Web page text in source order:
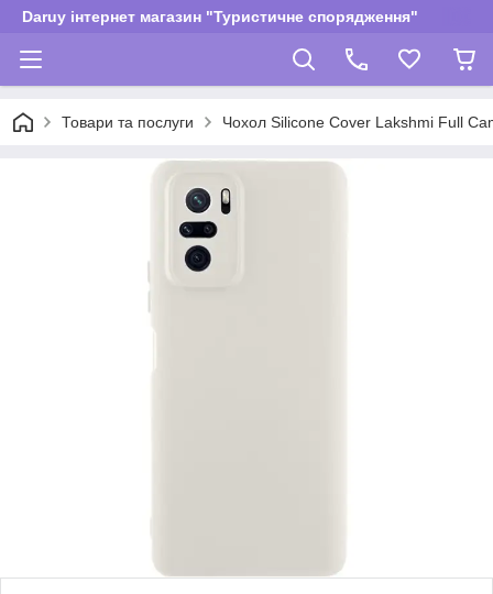
Daruy інтернет магазин "Туристичне спорядження"
Товари та послуги Чохол Silicone Cover Lakshmi Full